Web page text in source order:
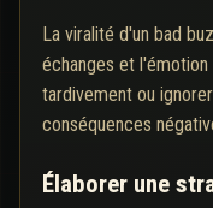
La viralité d'un bad
échanges et
tardivement ou
conséquences
Élaborer une